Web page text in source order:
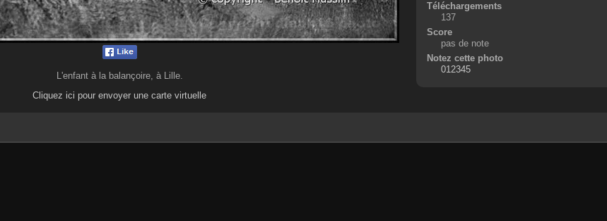
L'enfant à la balançoire, à Lille.
Cliquez ici pour envoyer une carte virtuelle
Téléchargements
137
Score
pas de note
Notez cette photo